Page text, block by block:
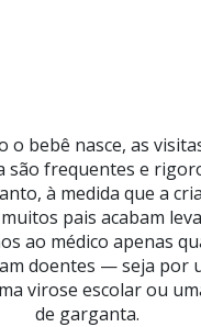
o bebê nasce, as
são frequentes e
à medida que a
pais acabam
ao médico apenas
doentes — seja por
virose escolar ou
de garganta.